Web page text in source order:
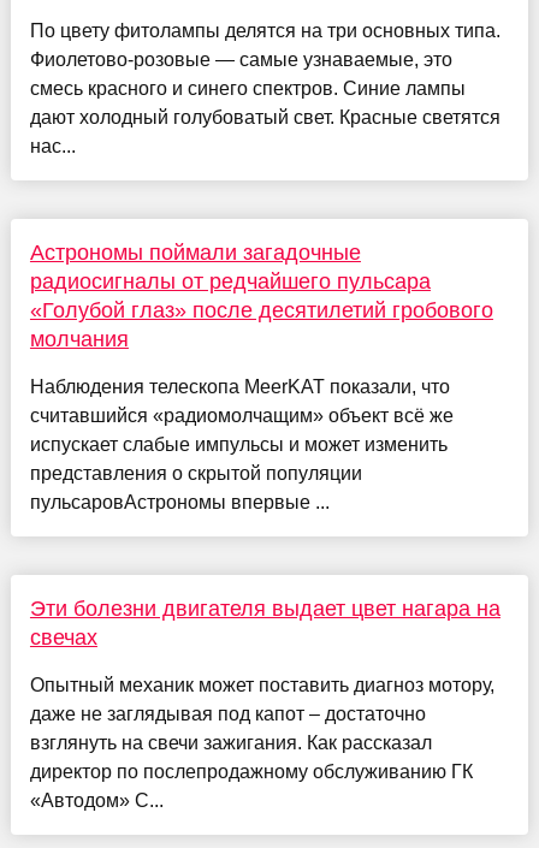
По цвету фитолампы делятся на три основных типа.
Фиолетово-розовые — самые узнаваемые, это
смесь красного и синего спектров. Синие лампы
дают холодный голубоватый свет. Красные светятся
нас...
Астрономы поймали загадочные
радиосигналы от редчайшего пульсара
«Голубой глаз» после десятилетий гробового
молчания
Наблюдения телескопа MeerKAT показали, что
считавшийся «радиомолчащим» объект всё же
испускает слабые импульсы и может изменить
представления о скрытой популяции
пульсаровАстрономы впервые ...
Эти болезни двигателя выдает цвет нагара на
свечах
Опытный механик может поставить диагноз мотору,
даже не заглядывая под капот – достаточно
взглянуть на свечи зажигания. Как рассказал
директор по послепродажному обслуживанию ГК
«Автодом» С...